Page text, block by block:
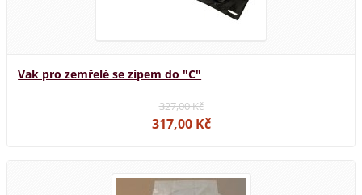
Vak pro zemřelé se zipem do "C"
327,00 Kč
317,00 Kč